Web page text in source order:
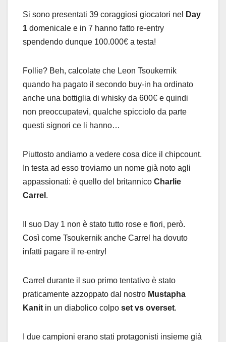
Si sono presentati 39 coraggiosi giocatori nel
Day
1 domenicale e in 7 hanno fatto re-entry
spendendo dunque 100.000€ a testa!
Follie? Beh, calcolate che Leon Tsoukernik
quando ha pagato il secondo buy-in ha ordinato
anche una bottiglia di whisky da 600€ e quindi
non preoccupatevi, qualche spicciolo da parte
questi signori ce li hanno…
Piuttosto andiamo a vedere cosa dice il chipcount.
In testa ad esso troviamo un nome già noto agli
appassionati: è quello del britannico Charlie
Carrel .
Il suo Day 1 non è stato tutto rose e fiori, però.
Così come Tsoukernik anche Carrel ha dovuto
infatti pagare il re-entry!
Carrel durante il suo primo tentativo è stato
praticamente azzoppato dal nostro Mustapha
Kanit in un diabolico colpo set vs overset.
I due campioni erano stati protagonisti insieme già